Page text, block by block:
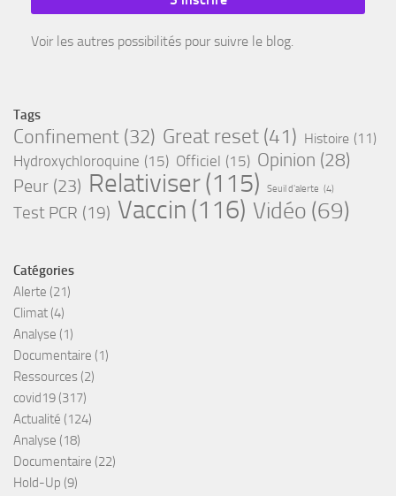
Voir les autres possibilités pour suivre le blog.
Tags
Confinement (32) Great reset (41) Histoire (11)
Hydroxychloroquine (15) Officiel (15) Opinion (28)
Peur (23) Relativiser(115) Seuil d'alerte (4)
Test PCR (19) Vaccin (116) Vidéo (69)
Catégories
Alerte (21)
Climat (4)
Analyse (1)
Documentaire (1)
Ressources (2)
covid19 (317)
Actualité (124)
Analyse (18)
Documentaire (22)
Hold-Up (9)